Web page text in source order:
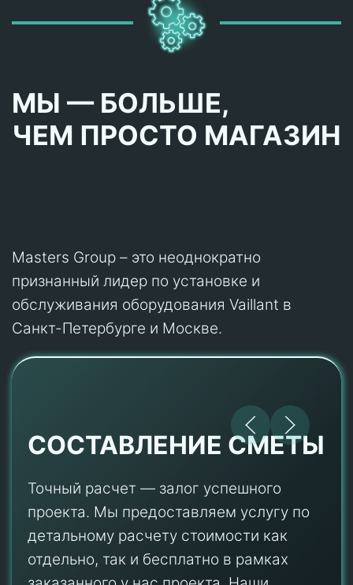
МЫ — БОЛЬШЕ,
ЧЕМ ПРОСТО МАГАЗИН
Masters Group – это неоднократно
признанный лидер по установке и
обслуживания оборудования Vaillant в
Санкт-Петербурге и Москве.
СОСТАВЛЕНИЕ СМЕТЫ
Точный расчет — залог успешного
проекта. Мы предоставляем услугу по
детальному расчету стоимости как
отдельно, так и бесплатно в рамках